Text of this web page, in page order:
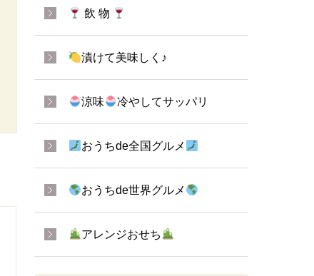
飲 物
漬けて美味しく♪
涼味 冷やしてサッパリ
おうちde全国グルメ
おうちde世界グルメ
アレンジおせち